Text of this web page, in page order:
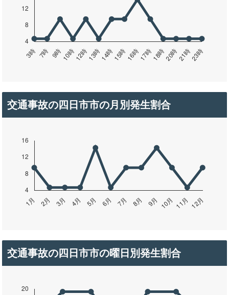
交通事故の四日市市の月別発生割合
交通事故の四日市市の曜日別発生割合